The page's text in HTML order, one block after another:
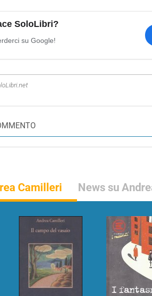
SoloLibri?
su Google!
Camilleri News su